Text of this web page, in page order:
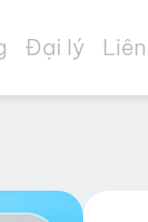
Đại lý